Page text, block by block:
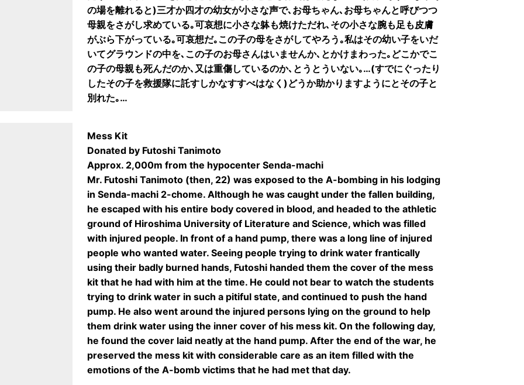
の場を離れると)三才か四才の幼女が小さな声で､お母ちゃん､お母ちゃんと呼びつつ
母親をさがし求めている｡可哀想に小さな躰も焼けただれ､その小さな腕も足も皮膚
がぶら下がっている｡可哀想だ｡この子の母をさがしてやろう｡私はその幼い子をいだ
いてグラウンドの中を､この子のお母さんはいませんか､とかけまわった｡どこかでこ
の子の母親も死んだのか､又は重傷しているのか､とうとういない｡…(すでにぐったり
したその子を救援隊に託すしかなすすべはなく)どうか助かりますようにとその子と
別れた｡…
Mess Kit
Donated by Futoshi Tanimoto
Approx. 2,000m from the hypocenter Senda-machi
Mr. Futoshi Tanimoto (then, 22) was exposed to the A-bombing in his lodging
in Senda-machi 2-chome. Although he was caught under the fallen building,
he escaped with his entire body covered in blood, and headed to the athletic
ground of Hiroshima University of Literature and Science, which was filled
with injured people. In front of a hand pump, there was a long line of injured
people who wanted water. Seeing people trying to drink water frantically
using their badly burned hands, Futoshi handed them the cover of the mess
kit that he had with him at the time. He could not bear to watch the students
trying to drink water in such a pitiful state, and continued to push the hand
pump. He also went around the injured persons lying on the ground to help
them drink water using the inner cover of his mess kit. On the following day,
he found the cover laid neatly at the hand pump. After the end of the war, he
preserved the mess kit with considerable care as an item filled with the
emotions of the A-bomb victims that he had met that day.